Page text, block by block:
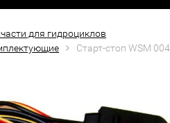
для гидроциклов
Старт-стоп WSM